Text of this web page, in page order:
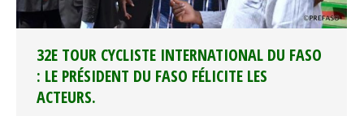
32E TOUR CYCLISTE INTERNATIONAL DU FASO
: LE PRÉSIDENT DU FASO FÉLICITE LES
ACTEURS.